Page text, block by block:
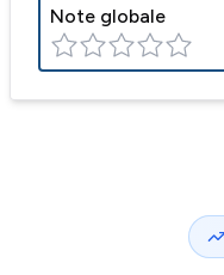
Note globale